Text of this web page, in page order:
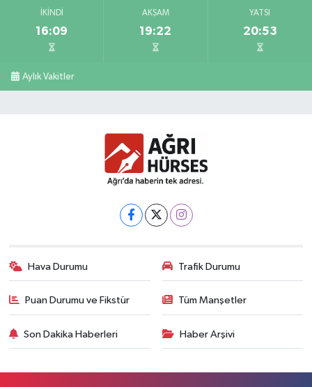
İKINDI
16:09
AKŞAM
19:22
YATSI
20:53
Aylık Vakitler
Hava Durumu Trafik Durumu
Puan Durumu ve Fikstür Tüm Manşetler
Son Dakika Haberleri Haber Arşivi